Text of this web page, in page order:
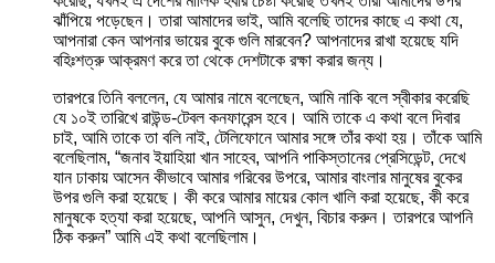
ঝাঁপিয়ে পড়েছেন। তারা আমাদের ভাই, আমি বলেছি তাদের কাছে এ কথা যে,
আপনারা কেন আপনার ভায়ের বুকে গুলি মারবেন? আপনাদের রাখা হয়েছে যদি
বহিঃশত্রু আক্রমণ করে তা থেকে দেশটাকে রক্ষা করার জন্য।
তারপরে তিনি বললেন, যে আমার নামে বলেছেন, আমি নাকি বলে স্বীকার করেছি
যে ১০ই তারিখে রাউন্ড-টেবল কনফারেন্স হবে। আমি তাকে এ কথা বলে দিবার
চাই, আমি তাকে তা বলি নাই, টেলিফোনে আমার সঙ্গে তাঁর কথা হয়। তাঁকে আমি
বলেছিলাম, “জনাব ইয়াহিয়া খান সাহেব, আপনি পাকিস্তানের প্রেসিডেন্ট, দেখে
যান ঢাকায় আসেন কীভাবে আমার গরিবের উপরে, আমার বাংলার মানুষের বুকের
উপর গুলি করা হয়েছে। কী করে আমার মায়ের কোল খালি করা হয়েছে, কী করে
মানুষকে হত্যা করা হয়েছে, আপনি আসুন, দেখুন, বিচার করুন। তারপরে আপনি
ঠিক করুন” আমি এই কথা বলেছিলাম।